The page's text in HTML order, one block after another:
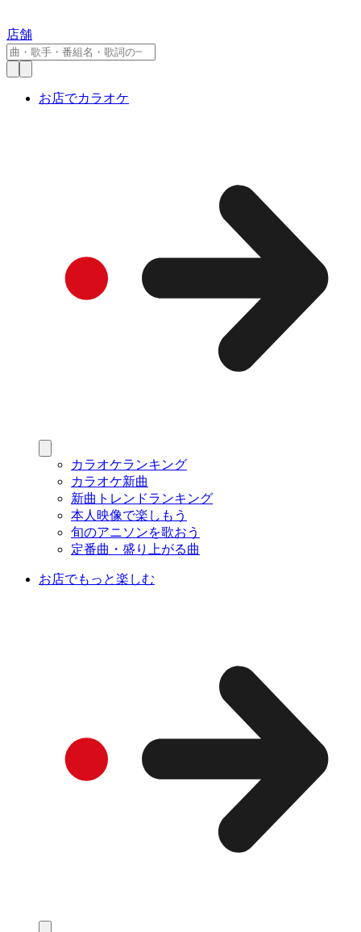
店舗
お店でカラオケ
カラオケランキング
カラオケ新曲
新曲トレンドランキング
本人映像で楽しもう
旬のアニソンを歌おう
定番曲・盛り上がる曲
お店でもっと楽しむ